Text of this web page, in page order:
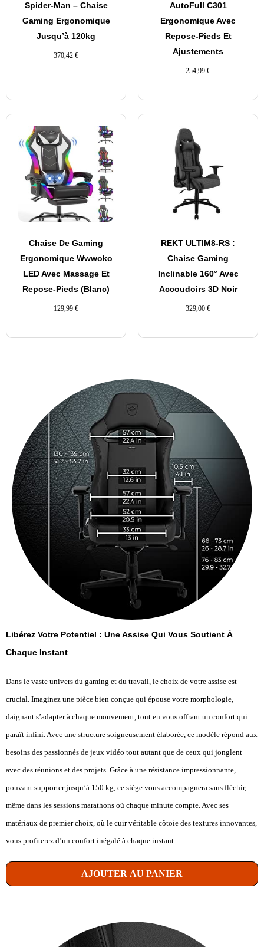
Spider-Man – Chaise
Gaming Ergonomique
Jusqu’à 120kg
370,42 €
AutoFull C301
Ergonomique Avec
Repose-Pieds Et
Ajustements
254,99 €
Chaise De Gaming
Ergonomique Wwwoko
LED Avec Massage Et
Repose-Pieds (Blanc)
129,99 €
REKT ULTIM8-RS :
Chaise Gaming
Inclinable 160° Avec
Accoudoirs 3D Noir
329,00 €
Libérez Votre Potentiel : Une Assise Qui Vous Soutient À
Chaque Instant
Dans le vaste univers du gaming et du travail, le choix de votre assise est
crucial. Imaginez une pièce bien conçue qui épouse votre morphologie,
daignant s’adapter à chaque mouvement, tout en vous offrant un confort qui
paraît infini. Avec une structure soigneusement élaborée, ce modèle répond aux
besoins des passionnés de jeux vidéo tout autant que de ceux qui jonglent
avec des réunions et des projets. Grâce à une résistance impressionnante,
pouvant supporter jusqu’à 150 kg, ce siège vous accompagnera sans fléchir,
même dans les sessions marathons où chaque minute compte. Avec ses
matériaux de premier choix, où le cuir véritable côtoie des textures innovantes,
vous profiterez d’un confort inégalé à chaque instant.
AJOUTER AU PANIER